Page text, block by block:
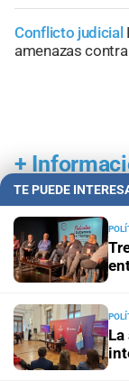
Conflicto judicial
amenazas
+
TE PUEDE